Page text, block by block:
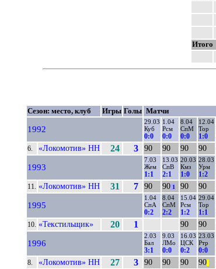
Итого
Сезон: место, клуб Игры Голы Матчи
1992
29.03
Куб
0:0
1.04
Рсм
0:0
8.04
СпМ
0:0
12.04
Тор
1:0
6. «Локомотив» НН 24 3 90 90 90 90
1993
7.03
Жем
1:1
13.03
СпВ
2:1
20.03
Кмз
1:0
28.03
Урм
1:2
11. «Локомотив» НН 31 7 90 90 1 90 90
1995
1.04
СпА
0:2
8.04
СпМ
2:2
15.04
Рсм
1:2
29.04
Тор
1:1
10. «Текстильщик» 20 1 90 90
1996
2.03
Бал
3:1
9.03
ЛМо
0:0
16.03
ЦСК
0:2
23.03
Ртр
0:0
8. «Локомотив» НН 27 3 90 90 90 90